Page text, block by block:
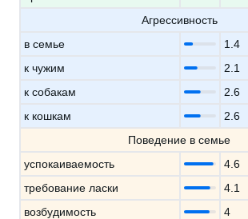
Агрессивность
в семье
1.4
к чужим
2.1
к собакам
2.6
к кошкам
2.6
Поведение в семье
успокаиваемость
4.6
требование ласки
4.1
возбудимость
4